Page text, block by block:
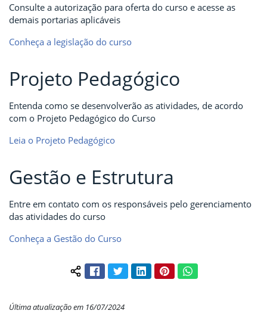
Consulte a autorização para oferta do curso e acesse as
demais portarias aplicáveis
Conheça a legislação do curso
Projeto Pedagógico
Entenda como se desenvolverão as atividades, de acordo
com o Projeto Pedagógico do Curso
Leia o Projeto Pedagógico
Gestão e Estrutura
Entre em contato com os responsáveis pelo gerenciamento
das atividades do curso
Conheça a Gestão do Curso
Compartilhar conteúdo:
FacebookTwitterLinkedInPinterestWhatsApp
Última atualização em 16/07/2024